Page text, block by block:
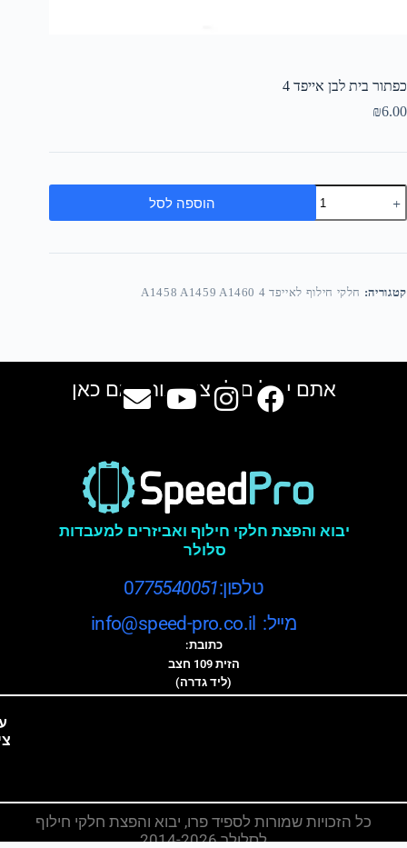
כפתור בית לבן אייפד 4
₪6.00
הוספה לסל
קטגוריה: חלקי חילוף לאייפד 4 A1458 A1459 A1460
אתם יכולים למצוא אותנו גם כאן
יבוא והפצת חלקי חילוף ואביזרים למעבדות
סלולר
טלפון:0775540051
מייל: info@speed-pro.co.il
כתובת:
הזית 109 חצב
(ליד גדרה)
כל הזכויות שמורות לספיד פרו, יבוא והפצת חלקי חילוף
לסלולר 2014-2026